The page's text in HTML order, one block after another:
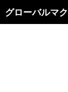
索